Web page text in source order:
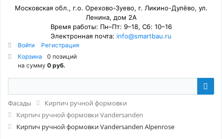
Московская обл., г.о. Орехово-Зуево, г. Ликино-Дулёво, ул.
Ленина, дом 2А
Время работы: Пн–Пт: 9–18, Сб: 10–16
Электронная почта: info@smartbau.ru
Войти
Регистрация
Корзина
0 позиций
на сумму 0 руб.
Фасады
Кирпич ручной формовки
Кирпич ручной формовки Vandersanden
Кирпич ручной формовки Vandersanden Alpenrose